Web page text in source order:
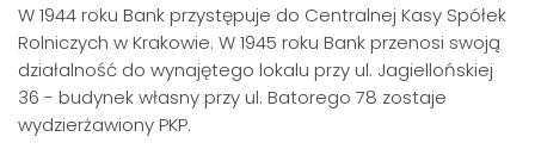
W 1944 roku Bank przystępuje do Centralnej Kasy Spółek
Rolniczych w Krakowie. W 1945 roku Bank przenosi swoją
działalność do wynajętego lokalu przy ul. Jagiellońskiej
36 - budynek własny przy ul. Batorego 78 zostaje
wydzierżawiony PKP.